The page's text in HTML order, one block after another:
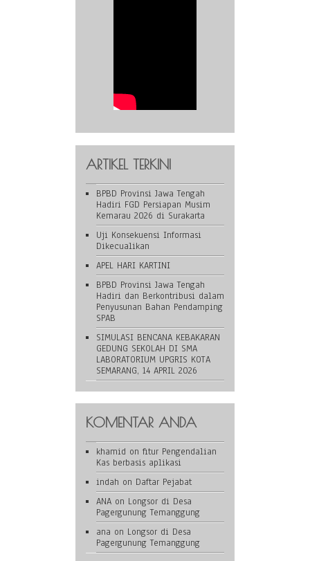
ARTIKEL TERKINI
BPBD Provinsi Jawa Tengah
Hadiri FGD Persiapan Musim
Kemarau 2026 di Surakarta
Uji Konsekuensi Informasi
Dikecualikan
APEL HARI KARTINI
BPBD Provinsi Jawa Tengah
Hadiri dan Berkontribusi dalam
Penyusunan Bahan Pendamping
SPAB
SIMULASI BENCANA KEBAKARAN
GEDUNG SEKOLAH DI SMA
LABORATORIUM UPGRIS KOTA
SEMARANG, 14 APRIL 2026
KOMENTAR ANDA
khamid on fitur Pengendalian
Kas berbasis aplikasi
indah on Daftar Pejabat
ANA on Longsor di Desa
Pagergunung Temanggung
ana on Longsor di Desa
Pagergunung Temanggung